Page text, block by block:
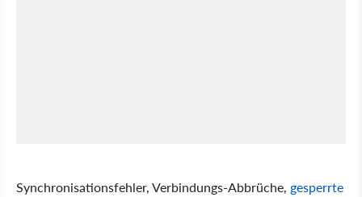
Synchronisationsfehler, Verbindungs-Abbrüche, gesperrte